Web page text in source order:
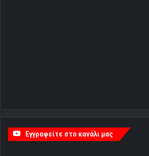
Εγγραφείτε στο κανάλι μας